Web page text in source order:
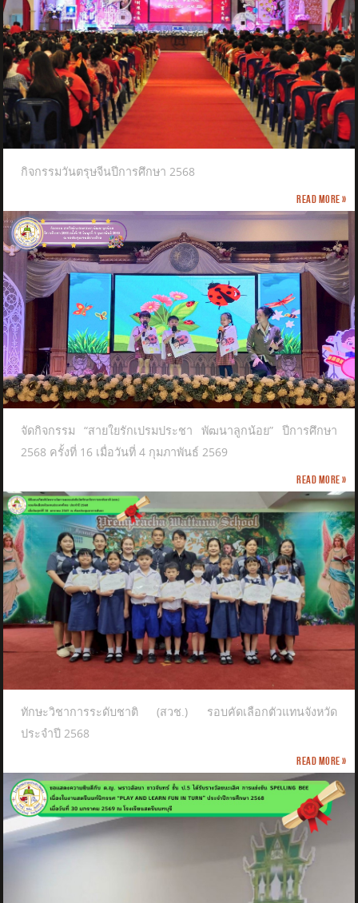
กิจกรรมวันตรุษจีนปีการศึกษา 2568
Read more »
จัดกิจกรรม “สายใยรักเปรมประชา พัฒนาลูกน้อย” ปีการศึกษา
2568 ครั้งที่ 16 เมื่อวันที่ 4 กุมภาพันธ์ 2569
Read more »
ทักษะวิชาการระดับชาติ (สวช.) รอบคัดเลือกตัวแทนจังหวัด
ประจำปี 2568
Read more »